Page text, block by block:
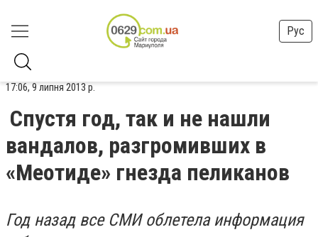
Рус
17:06, 9 липня 2013 р.
Спустя год, так и не нашли
вандалов, разгромивших в
«Меотиде» гнезда пеликанов
Год назад все СМИ облетела информация